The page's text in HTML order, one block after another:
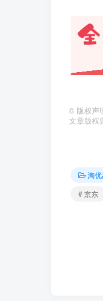
© 版权声
文章版权
淘
# 京东